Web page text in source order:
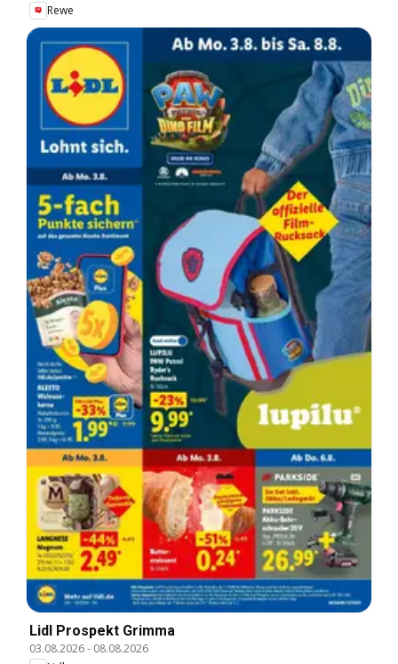
Rewe
Lidl Prospekt Grimma
03.08.2026- 08.08.2026